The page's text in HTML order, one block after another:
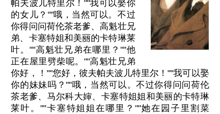
帕夫波儿特里尔！""我可以娶你
的女儿？""哦，当然可以。不过
你得问问荷伦茶老爹、高魁壮兄
弟、卡塞特姐和美丽的卡特琳莱
叶。""高魁壮兄弟在哪里？""他
正在屋里劈柴呢。""高魁壮兄弟
你好，！""您好，彼夫帕夫波儿特里尔！""我可以娶
你的妹妹吗？""哦，当然可以。不过你得问问荷伦
茶老爹、马尔科大婶、卡塞特姐姐和美丽的卡特琳
莱叶。""卡塞特姐姐在哪里？""她在园子里割菜